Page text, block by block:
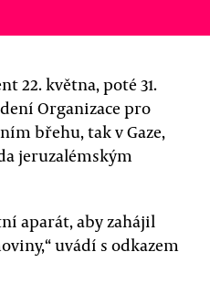
22. května, poté 31.
Organizace pro
břehu, tak v Gaze,
jeruzalémským
aparát, aby zahájil
uvádí s odkazem